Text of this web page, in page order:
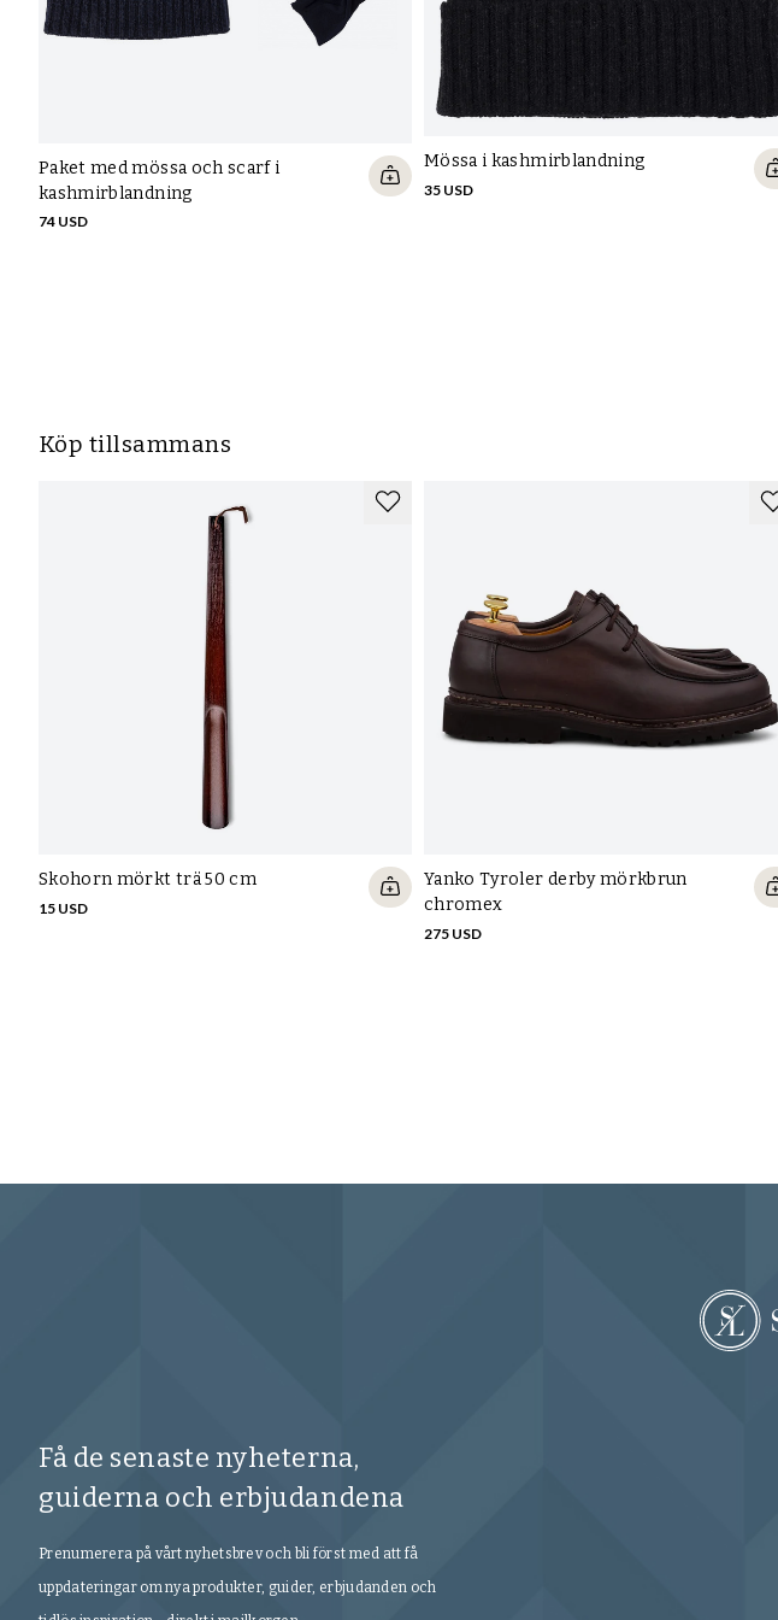
Paket med mössa och scarf i
kashmirblandning
74 USD
Mössa i kashmirblandning
35 USD
Köp tillsammans
Skohorn mörkt trä 50 cm
15 USD
Yanko Tyroler derby mörkbrun
chromex
275 USD
Få de senaste nyheterna,
guiderna och erbjudandena
Prenumerera på vårt nyhetsbrev och bli först med att få
uppdateringar om nya produkter, guider, erbjudanden och